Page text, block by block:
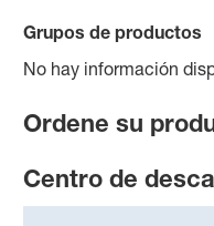
Grupos de productos
No hay información
Ordene su
Centro de